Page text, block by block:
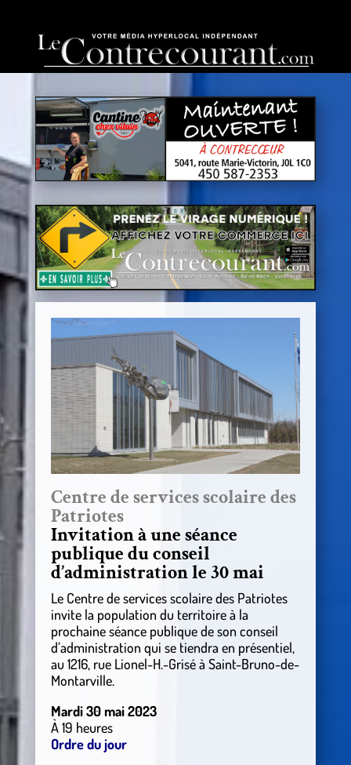
Centre de services scolaire des
Patriotes
Invitation à une séance
publique du conseil
d’administration le 30 mai
Le Centre de services scolaire des Patriotes
invite la population du territoire à la
prochaine séance publique de son conseil
d’administration qui se tiendra en présentiel,
au 1216, rue Lionel-H.-Grisé à Saint-Bruno-de-
Montarville.
Mardi 30 mai 2023
À 19 heures
Ordre du jour